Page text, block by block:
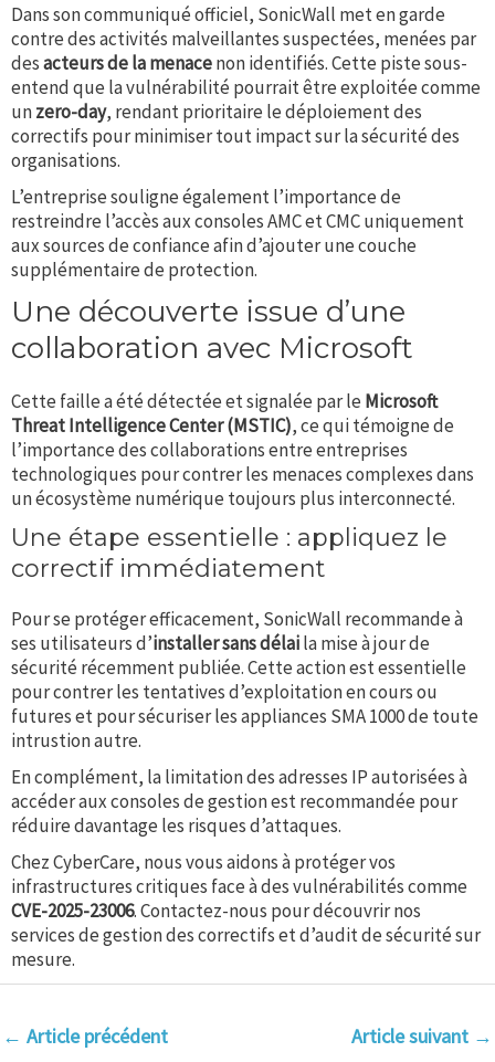
Dans son communiqué officiel, SonicWall met en garde
contre des activités malveillantes suspectées, menées par
desacteurs de la menacenon identifiés. Cette piste sous-
entend que la vulnérabilité pourrait être exploitée comme
unzero-day, rendant prioritaire le déploiement des
correctifs pour minimiser tout impact sur la sécurité des
organisations.
L’entreprise souligne également l’importance de
restreindre l’accès aux consoles AMC et CMC uniquement
aux sources de confiance afin d’ajouter une couche
supplémentaire de protection.
Une découverte issue d’une
collaboration avec Microsoft
Cette faille a été détectée et signalée par le Microsoft
Threat Intelligence Center (MSTIC), ce qui témoigne de
l’importance des collaborations entre entreprises
technologiques pour contrer les menaces complexes dans
un écosystème numérique toujours plus interconnecté.
Une étape essentielle : appliquez le
correctif immédiatement
Pour se protéger efficacement, SonicWall recommande à
ses utilisateurs d’installer sans délaila mise à jour de
sécurité récemment publiée. Cette action est essentielle
pour contrer les tentatives d’exploitation en cours ou
futures et pour sécuriser les appliances SMA 1000 de toute
intrustion autre.
En complément, la limitation des adresses IP autorisées à
accéder aux consoles de gestion est recommandée pour
réduire davantage les risques d’attaques.
Chez CyberCare, nous vous aidons à protéger vos
infrastructures critiques face à des vulnérabilités comme
CVE-2025-23006. Contactez-nous pour découvrir nos
services de gestion des correctifs et d’audit de sécurité sur
mesure.
← Article précédent Article suivant →